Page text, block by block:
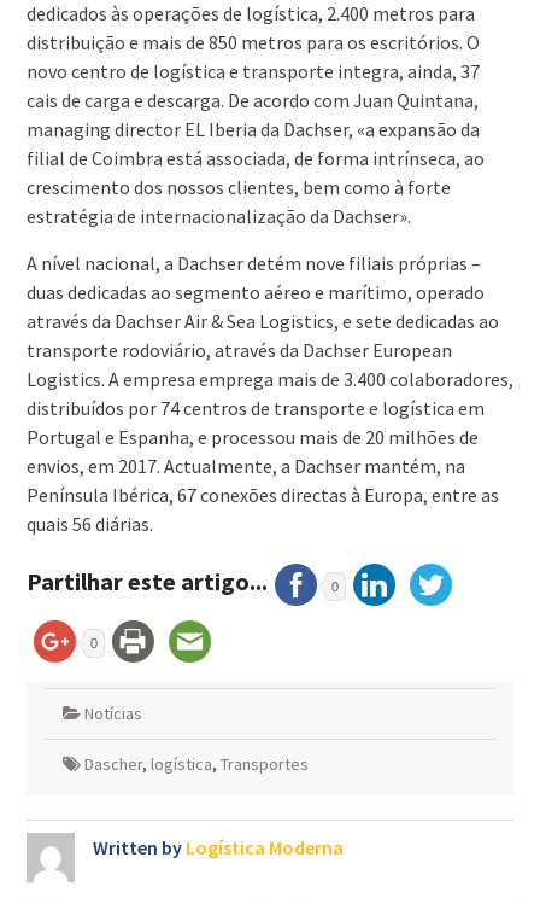
dedicados às operações de logística, 2.400 metros para
distribuição e mais de 850 metros para os escritórios. O
novo centro de logística e transporte integra, ainda, 37
cais de carga e descarga. De acordo com Juan Quintana,
managing director EL Iberia da Dachser, «a expansão da
filial de Coimbra está associada, de forma intrínseca, ao
crescimento dos nossos clientes, bem como à forte
estratégia de internacionalização da Dachser».
A nível nacional, a Dachser detém nove filiais próprias –
duas dedicadas ao segmento aéreo e marítimo, operado
através da Dachser Air & Sea Logistics, e sete dedicadas ao
transporte rodoviário, através da Dachser European
Logistics. A empresa emprega mais de 3.400 colaboradores,
distribuídos por 74 centros de transporte e logística em
Portugal e Espanha, e processou mais de 20 milhões de
envios, em 2017. Actualmente, a Dachser mantém, na
Península Ibérica, 67 conexões directas à Europa, entre as
quais 56 diárias.
Partilhar este artigo... 0
0
Notícias
Dascher, logística, Transportes
Written by Logística Moderna